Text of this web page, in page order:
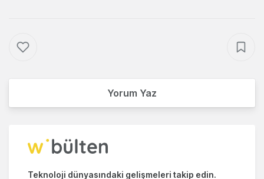
Yorum Yaz
Teknoloji dünyasındaki gelişmeleri takip edin.